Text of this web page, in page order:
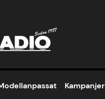
Kampanjer
25A batteriladdare